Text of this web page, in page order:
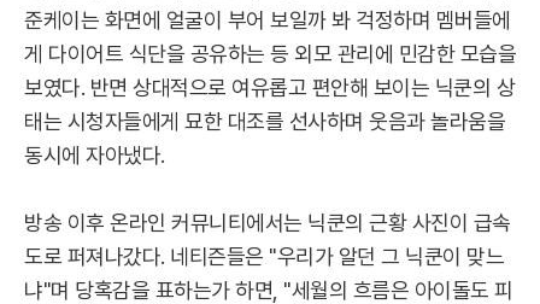
준케이는 화면에 얼굴이 부어 보일까 봐 걱정하며 멤버들에
게 다이어트 식단을 공유하는 등 외모 관리에 민감한 모습을
보였다. 반면 상대적으로 여유롭고 편안해 보이는 닉쿤의 상
태는 시청자들에게 묘한 대조를 선사하며 웃음과 놀라움을
동시에 자아냈다.
방송 이후 온라인 커뮤니티에서는 닉쿤의 근황 사진이 급속
도로 퍼져나갔다. 네티즌들은 "우리가 알던 그 닉쿤이 맞느
냐"며 당혹감을 표하는가 하면, "세월의 흐름은 아이돌도 피